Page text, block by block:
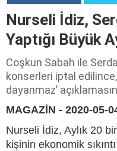
Nurseli İdiz,
Yaptığı Büyük
Coşkun Sabah ile
konserleri iptal edilince,
dayanmaz’
MAGAZİN - 2020-05-
Nurseli İdiz, Aylık 20
kişinin ekonomik